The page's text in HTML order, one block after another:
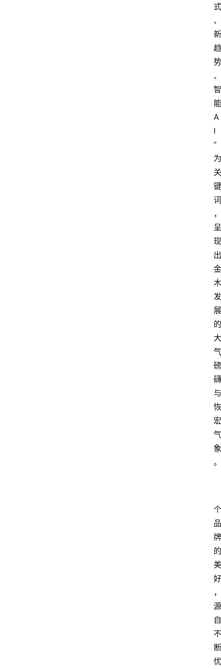
式
、
新
趋
势
、
智
能
A
I
”
为
关
键
词
，
呈
现
出
金
木
发
展
的
大
气
磅
礴
与
恢
宏
气
象
。
个
品
牌
的
美
好
，
源
自
不
断
优